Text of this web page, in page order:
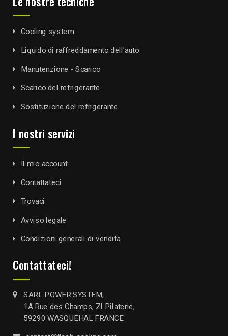
Cooling system
Liquido di raffreddamento dell'auto
Manutenzione - Scarico
Scarico del refrigerante
Sostituzione del refrigerante
I nostri servizi
Il mio account
Contattateci
Trovaci
Avviso legale
Condizioni generali di vendita
Contattateci!
SARL POWER SYSTEM,
1A Rue des Champs, ZI Pilaterie,
59290 WASQUEHAL FRANCE